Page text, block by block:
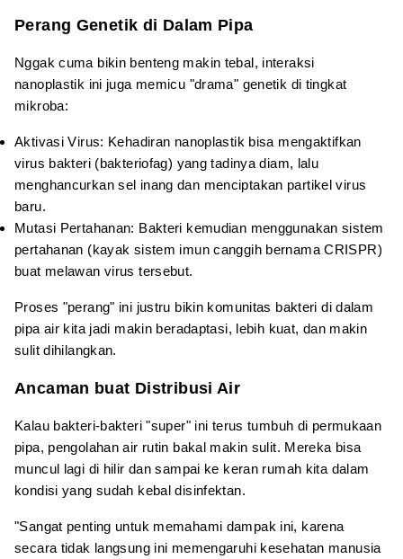
Perang Genetik di Dalam Pipa
Nggak cuma bikin benteng makin tebal, interaksi
nanoplastik ini juga memicu "drama" genetik di tingkat
mikroba:
Aktivasi Virus: Kehadiran nanoplastik bisa mengaktifkan
virus bakteri (bakteriofag) yang tadinya diam, lalu
menghancurkan sel inang dan menciptakan partikel virus
baru.
Mutasi Pertahanan: Bakteri kemudian menggunakan sistem
pertahanan (kayak sistem imun canggih bernama CRISPR)
buat melawan virus tersebut.
Proses "perang" ini justru bikin komunitas bakteri di dalam
pipa air kita jadi makin beradaptasi, lebih kuat, dan makin
sulit dihilangkan.
Ancaman buat Distribusi Air
Kalau bakteri-bakteri "super" ini terus tumbuh di permukaan
pipa, pengolahan air rutin bakal makin sulit. Mereka bisa
muncul lagi di hilir dan sampai ke keran rumah kita dalam
kondisi yang sudah kebal disinfektan.
"Sangat penting untuk memahami dampak ini, karena
secara tidak langsung ini memengaruhi kesehatan manusia